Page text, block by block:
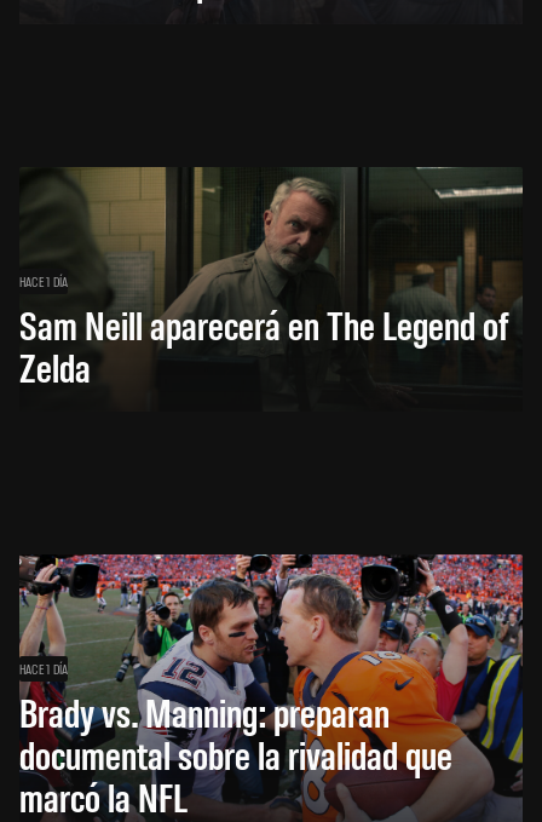
HACE 1 DÍA
Sam Neill aparecerá en The Legend of
Zelda
HACE 1 DÍA
Brady vs. Manning: preparan
documental sobre la rivalidad que
marcó la NFL